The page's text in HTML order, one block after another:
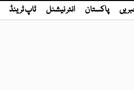
پاکستان انٹر نیشنل ٹاپ ٹرینڈ